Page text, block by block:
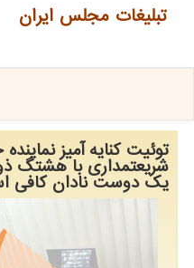
تبلیغات مجلس ایران
توئیت كنایه آمیز
شریعتمداری با هشتگ
یك دوست نادان كافی